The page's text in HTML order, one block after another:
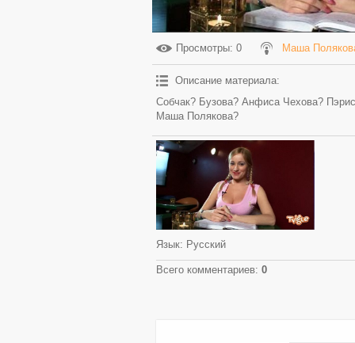
Просмотры: 0 Маша
Описание материала:
Собчак? Бузова? Анфиса Чехова?
Маша Полякова?
Язык: Русский
Всего комментариев: 0